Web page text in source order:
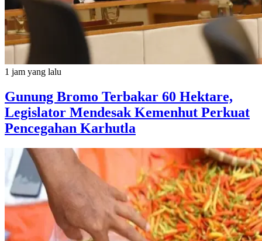
1 jam yang lalu
Gunung Bromo Terbakar 60 Hektare,
Legislator Mendesak Kemenhut Perkuat
Pencegahan Karhutla